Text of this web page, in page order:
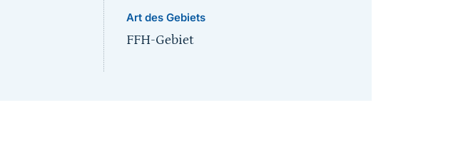
Art des Gebiets
FFH-Gebiet